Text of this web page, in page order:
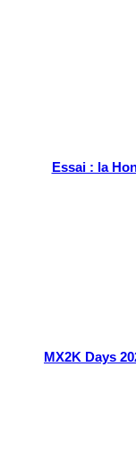
Essai : la
MX2K Days